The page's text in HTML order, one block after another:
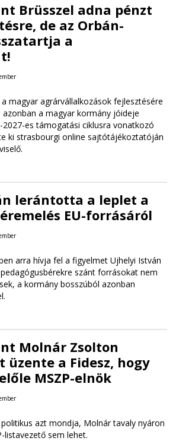
Brüsszel adna pénzt
de az Orbán-
a
a magyar agrárvállalkozások fejlesztésére
a magyar kormány jóideje
es támogatási ciklusra vonatkozó
ki strasbourgi online sajtótájékoztatóján
lerántotta a leplet a
EU-forrásáról
arra hívja fel a figyelmet Ujhelyi István
szánt forrásokat nem
a kormány bosszúból azonban
Molnár Zsolton
üzente a Fidesz, hogy
MSZP-elnök
azt mondja, Molnár tavaly nyáron
listavezető sem lehet.